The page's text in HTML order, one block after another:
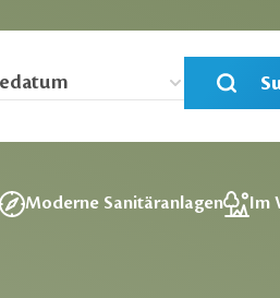
Moderne Sanitäranlagen Im